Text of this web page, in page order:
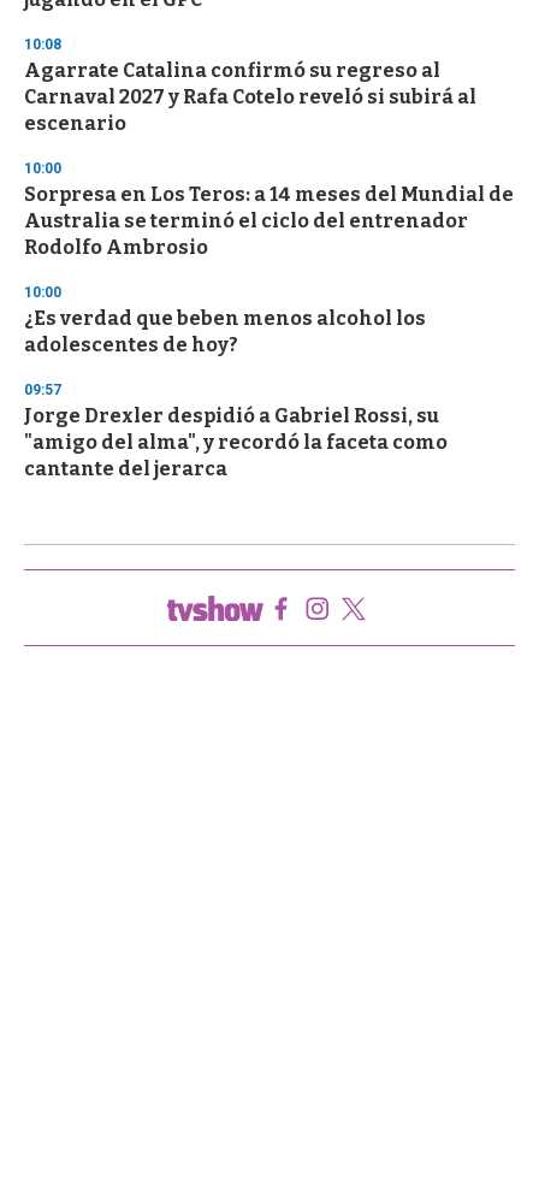
10:08
Agarrate Catalina confirmó su regreso al
Carnaval 2027 y Rafa Cotelo reveló si subirá al
escenario
10:00
Sorpresa en Los Teros: a 14 meses del Mundial de
Australia se terminó el ciclo del entrenador
Rodolfo Ambrosio
10:00
¿Es verdad que beben menos alcohol los
adolescentes de hoy?
09:57
Jorge Drexler despidió a Gabriel Rossi, su
"amigo del alma", y recordó la faceta como
cantante del jerarca